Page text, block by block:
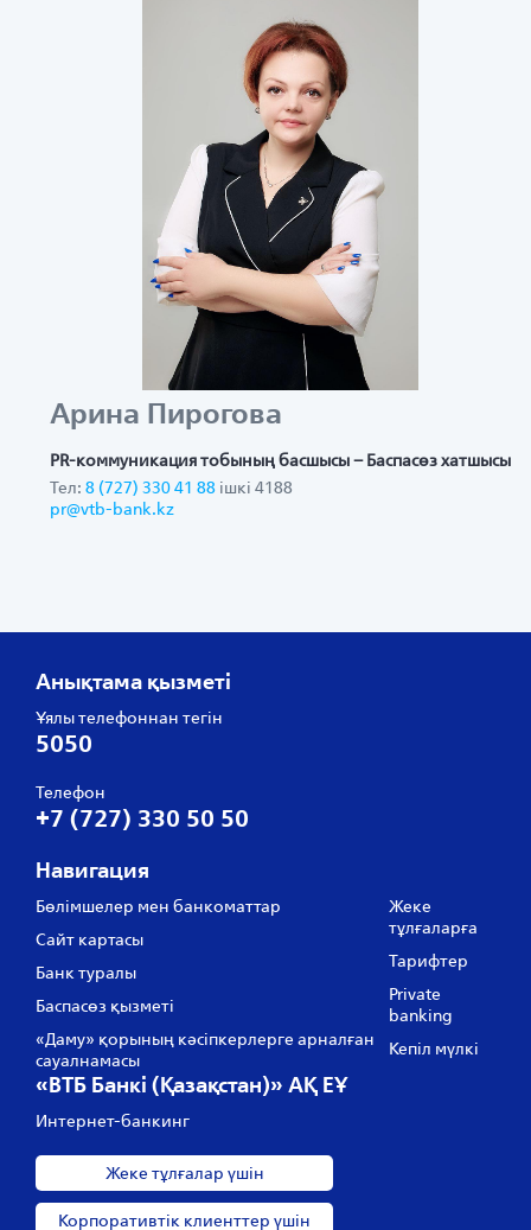
Арина Пирогова
PR-коммуникация тобының басшысы – Баспасөз хатшысы
Тел: 8 (727) 330 41 88 ішкі 4188
pr@vtb-bank.kz
Анықтама қызметі
Ұялы телефоннан тегін
5050
Телефон
+7 (727) 330 50 50
Навигация
Бөлімшелер мен банкоматтар
Сайт картасы
Банк туралы
Баспасөз қызметі
«Даму» қорының кәсіпкерлерге арналған
сауалнамасы
Жеке
тұлғаларға
Тарифтер
Private
banking
Кепіл мүлкі
«ВТБ Банкі (Қазақстан)» АҚ ЕҰ
Интернет-банкинг
Жеке тұлғалар үшін
Корпоративтік клиенттер үшін